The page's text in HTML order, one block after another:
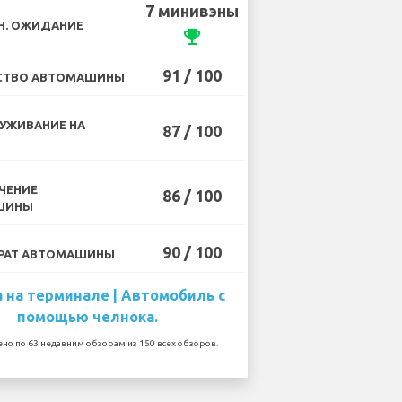
ОЖИДАНИЕ
7 минивэны
emoji_events
АВТОМАШИНЫ 91 / 100
НА
87 / 100
86 / 100
АВТОМАШИНЫ 90 / 100
на терминале | Автомобиль с
помощью челнока.
по 63 недавним обзорам из 150 всех обзоров.